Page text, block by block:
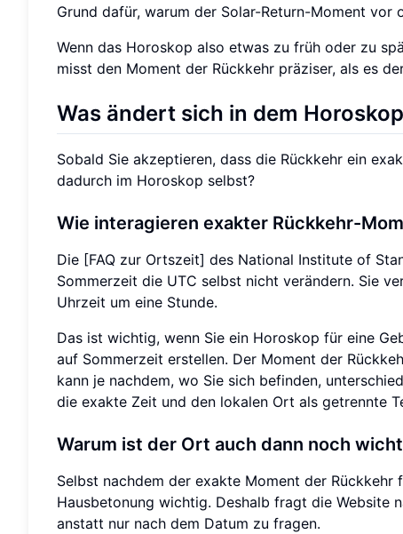
Grund dafür, warum der Solar-Return-Moment
Wenn das Horoskop also etwas zu früh oder zu
misst den Moment der Rückkehr präziser, als es
Was ändert sich in dem
Sobald Sie akzeptieren, dass die Rückkehr ein
dadurch im Horoskop selbst?
Wie interagieren exakter Rückkehr-
Die [FAQ zur Ortszeit] des National Institute of
Sommerzeit die UTC selbst nicht verändern. Sie
Uhrzeit um eine Stunde.
Das ist wichtig, wenn Sie ein Horoskop für eine
auf Sommerzeit erstellen. Der Moment der
kann je nachdem, wo Sie sich befinden,
die exakte Zeit und den lokalen Ort als getrennte
Warum ist der Ort auch dann noch
Selbst nachdem der exakte Moment der
Hausbetonung wichtig. Deshalb fragt die Website
anstatt nur nach dem Datum zu fragen.